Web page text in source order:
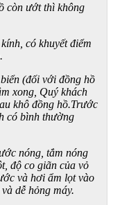
còn ướt thì không
có khuyết điểm
(đối với đồng hồ
xong, Quý khách
khô đồng hồ.Trước
có bình thường
nóng, tắm nóng
độ co giãn của vỏ
và hơi ẩm lọt vào
dễ hỏng máy.